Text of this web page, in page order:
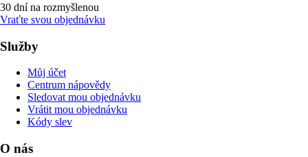
30 dní na rozmyšlenou
Vraťte svou objednávku
Služby
Můj účet
Centrum nápovědy
Sledovat mou objednávku
Vrátit mou objednávku
Kódy slev
O nás